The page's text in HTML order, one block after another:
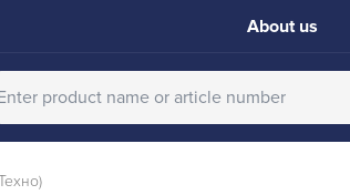
About us